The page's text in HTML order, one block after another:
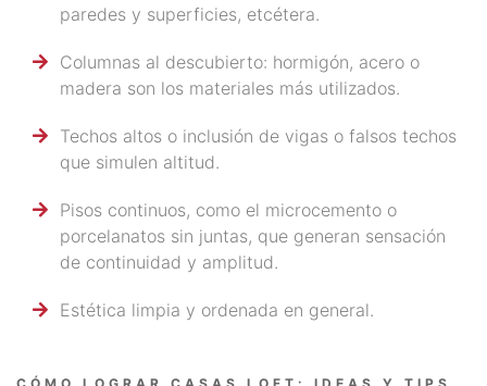
paredes y superficies, etcétera.
Columnas al descubierto: hormigón, acero o
madera son los materiales más utilizados.
Techos altos o inclusión de vigas o falsos techos
que simulen altitud.
Pisos continuos, como el microcemento o
porcelanatos sin juntas, que generan sensación
de continuidad y amplitud.
Estética limpia y ordenada en general.